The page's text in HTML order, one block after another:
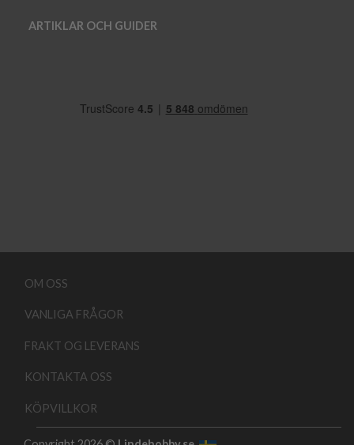
ARTIKLAR OCH GUIDER
OM OSS
VANLIGA FRÅGOR
FRAKT OG LEVERANS
KONTAKTA OSS
KÖPVILLKOR